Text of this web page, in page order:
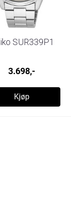
SUR339P1
3.698,-
Kjøp